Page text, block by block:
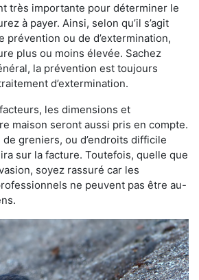
très importante pour déterminer le
à payer. Ainsi, selon qu’il s’agit
prévention ou de d’extermination,
plus ou moins élevée. Sachez
la prévention est toujours
d’extermination.
les dimensions et
maison seront aussi pris en compte.
greniers, ou d’endroits difficile
sur la facture. Toutefois, quelle que
soyez rassuré car les
ne peuvent pas être au-